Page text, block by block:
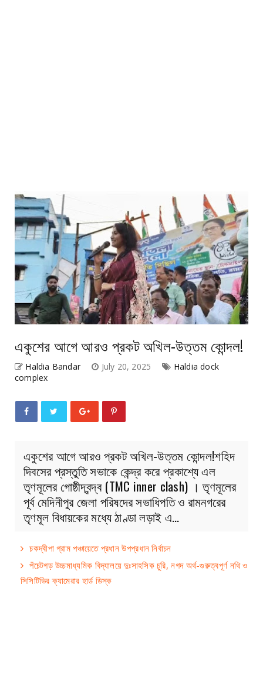
একুশের আগে আরও প্রকট অখিল-উত্তম কোন্দল!
Haldia Bandar July 20, 2025
Haldia dock
complex
একুশের আগে আরও প্রকট অখিল-উত্তম কোন্দল!শহিদ
দিবসের প্রস্তুতি সভাকে কেন্দ্র করে প্রকাশ্যে এল
তৃণমূলের গোষ্ঠীদ্বন্দ্ব (TMC inner clash) । তৃণমূলের
পূর্ব মেদিনীপুর জেলা পরিষদের সভাধিপতি ও রামনগরের
তৃণমূল বিধায়কের মধ্যে ঠাণ্ডা লড়াই এ…
চকদ্বীপা গ্রাম পঞ্চায়েতে প্রধান উপপ্রধান নির্বাচন
পঁচেটগড় উচ্চমাধ্যমিক বিদ্যালয়ে দুঃসাহসিক চুরি, নগদ অর্থ-গুরুত্বপূর্ণ নথি ও
সিসিটিভির ক্যামেরার হার্ড ডিস্ক